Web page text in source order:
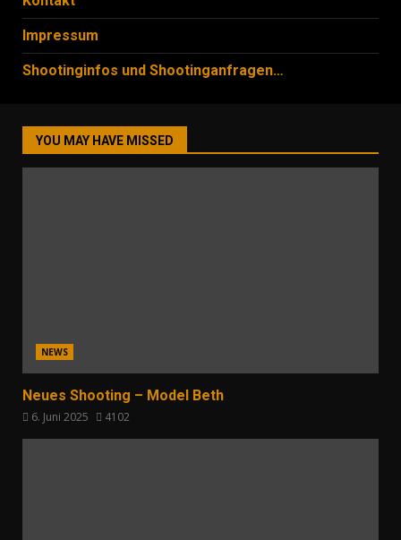
Impressum
Shootinginfos und Shootinganfragen…
YOU MAY HAVE MISSED
NEWS
Neues Shooting – Model Beth
6. Juni 2025 4102